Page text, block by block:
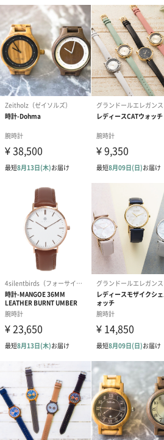
あり（280円）
メッセージカード（通常・写真・
誕生日や結婚祝い・出産祝いなど、様々
ードを同梱します。
メッセージカードや封筒のデザインは一
す。
写真付きメッセージカ
ード（680円）
写真付きメ
ード（
ンク（680円）
ラッピング
ギフトラッピングを施してお届けいたし